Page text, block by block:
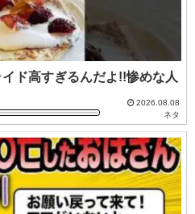
イド高すぎるんだよ!!惨めな人
2026.08.08
ネタ